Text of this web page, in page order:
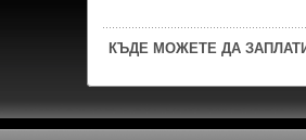
КЪДЕ МОЖЕТЕ ДА